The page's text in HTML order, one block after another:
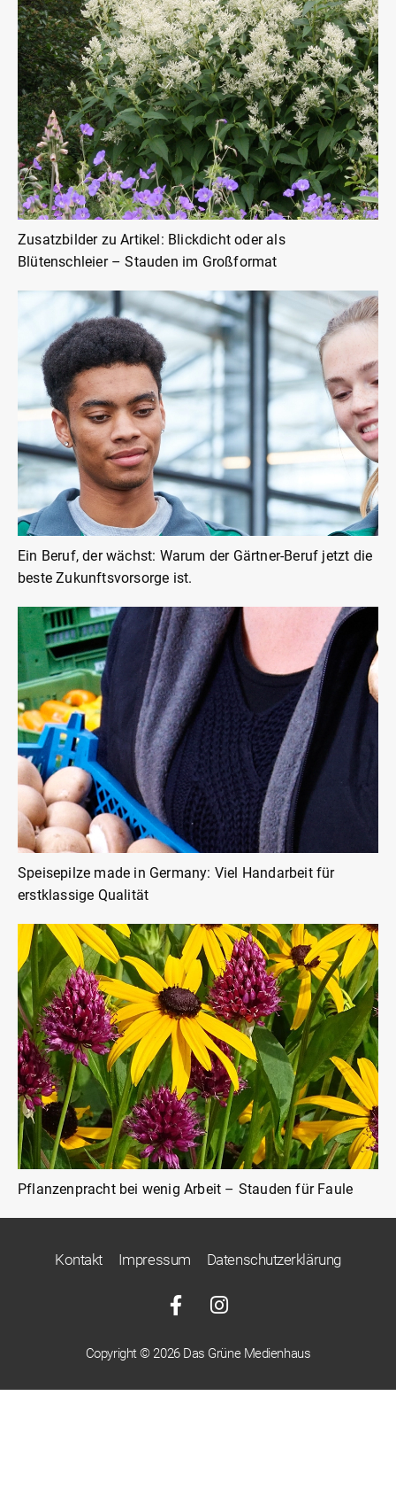
Zusatzbilder zu Artikel: Blickdicht oder als
Blütenschleier – Stauden im Großformat
Ein Beruf, der wächst: Warum der Gärtner-Beruf jetzt die
beste Zukunftsvorsorge ist.
Speisepilze made in Germany: Viel Handarbeit für
erstklassige Qualität
Pflanzenpracht bei wenig Arbeit – Stauden für Faule
Kontakt Impressum Datenschutzerklärung
Copyright © 2026 Das Grüne Medienhaus